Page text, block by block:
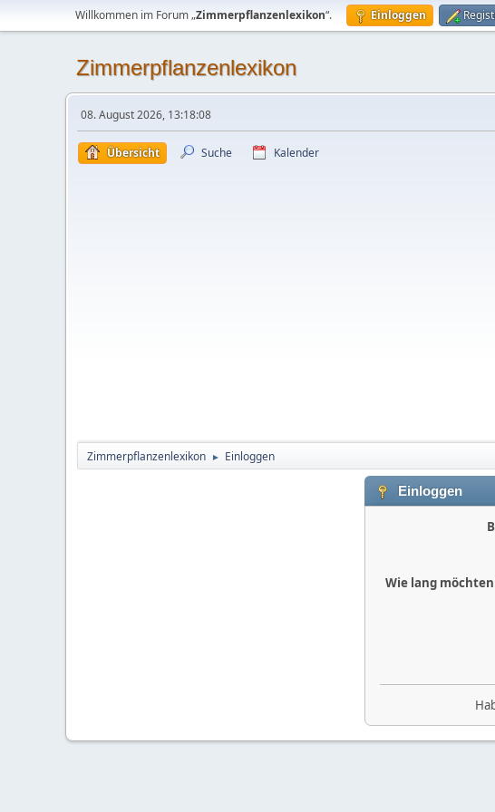
Willkommen im Forum „Zimmerpflanzenlexikon“. Einloggen
Zimmerpflanzenlexikon
08. August 2026, 13:18:08
Übersicht Suche Kalender
Zimmerpflanzenlexikon ► Einloggen
Einloggen
Wie lang